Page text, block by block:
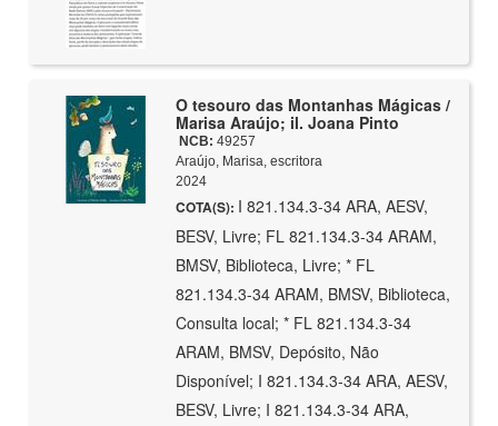
O tesouro das Montanhas Mágicas /
Marisa Araújo; il. Joana Pinto
NCB: 49257
Araújo, Marisa, escritora
2024
COTA(S): I 821.134.3-34 ARA, AESV,
BESV, Livre; FL 821.134.3-34 ARAM,
BMSV, Biblioteca, Livre; * FL
821.134.3-34 ARAM, BMSV, Biblioteca,
Consulta local; * FL 821.134.3-34
ARAM, BMSV, Depósito, Não
Disponível; I 821.134.3-34 ARA, AESV,
BESV, Livre; I 821.134.3-34 ARA,